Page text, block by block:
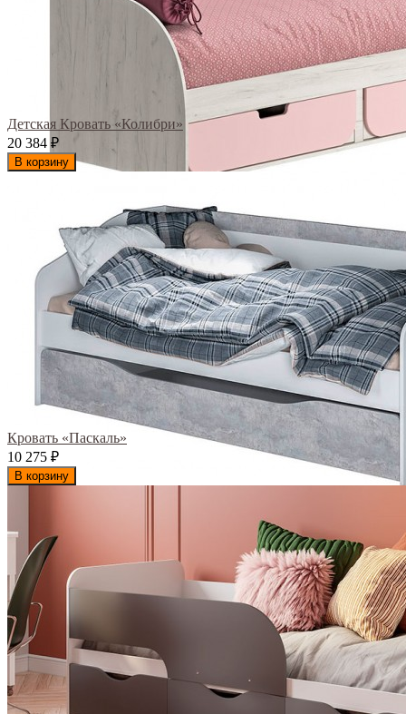
Детская Кровать «Колибри»
20 384 ₽
В корзину
Кровать «Паскаль»
10 275 ₽
В корзину